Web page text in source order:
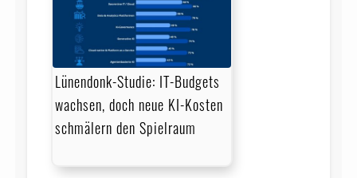
Lünendonk-Studie: IT-Budgets
wachsen, doch neue KI-Kosten
schmälern den Spielraum